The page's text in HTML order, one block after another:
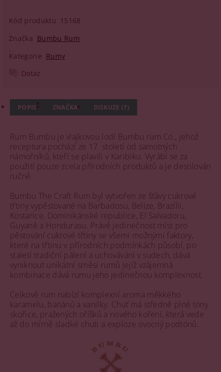
Kód produktu
15168
Značka Bumbu Rum
Kategorie Rumy
Dotaz
POPIS ZNAČKA DISKUZE (7)
Rum Bumbu je vlajkovou lodí Bumbu rum Co., jehož
receptura pochází ze 17. století od samotných
námořníků, kteří se plavili v Karibiku. Vyrábí se za
použití pouze zcela přírodních produktů a je destilován
ručně.
Bumbu The Craft Rum byl vytvořen ze šťávy cukrové
třtiny vypěstované na Barbadosu, Belize, Brazílii,
Kostarice, Dominikánské republice, El Salvadoru,
Guyaně a Hondurasu. Právě jedinečnost míst pro
pěstování cukrové třtiny se všemi možnými faktory,
které na třtinu v přírodních podmínkách působí, po
staletí tradiční pálení a uchovávání v sudech, dává
vyniknout unikátní směsi rumů jejíž vzájemná
kombinace dává rumu jeho jedinečnou komplexnost.
Celkově rum nabízí komplexní aroma měkkého
karamelu, banánů a vanilky. Chuť má středně plné tóny
skořice, pražených oříšků a nového koření, která vede
až do mírně sladké chuti a exploze ovocný podtónů.